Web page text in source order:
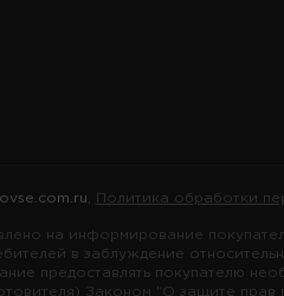
Политика обработки
на информирование
в заблуждение
предоставлять покупателю
Законом "О защите прав